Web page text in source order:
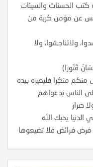
النووية: 36- من نفس عن مؤمن كربة من
35- لا تحاسدوا، ولاتناجشوا، ولا